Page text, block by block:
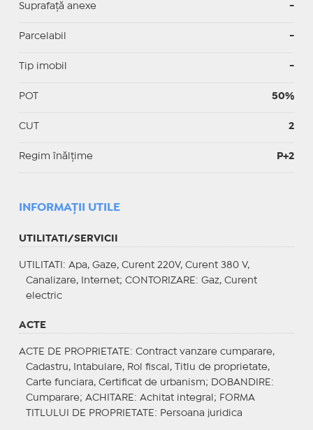
Suprafață anexe -
Parcelabil -
Tip imobil -
POT 50%
CUT 2
Regim înălțime P+2
INFORMAŢII UTILE
UTILITATI/SERVICII
UTILITATI : Apa, Gaze, Curent 220V, Curent 380 V,
Canalizare, Internet; CONTORIZARE : Gaz, Curent
electric
ACTE
ACTE DE PROPRIETATE : Contract vanzare cumparare,
Cadastru, Intabulare, Rol fiscal, Titlu de proprietate,
Carte funciara, Certificat de urbanism;
DOBANDIRE :
Cumparare; ACHITARE : Achitat integral; FORMA
TITLULUI DE PROPRIETATE : Persoana juridica